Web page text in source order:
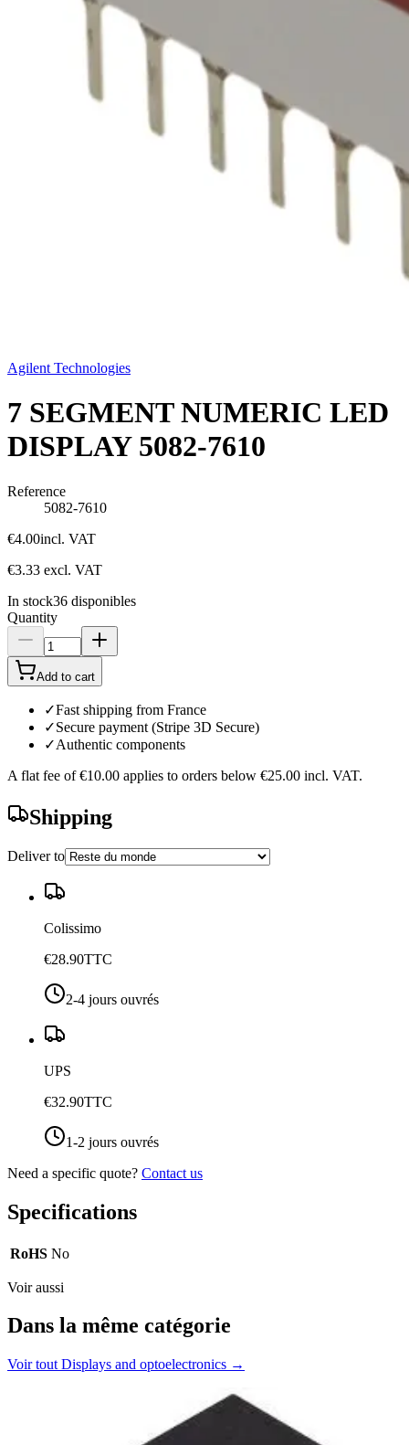
Agilent Technologies
7 SEGMENT NUMERIC LED
DISPLAY 5082-7610
Reference
5082-7610
€4.00incl. VAT
€3.33 excl. VAT
In stock36 disponibles
Quantity
Add to cart
✓Fast shipping from France
✓Secure payment (Stripe 3D Secure)
✓Authentic components
A flat fee of €10.00 applies to orders below €25.00 incl. VAT.
Shipping
Deliver to
Colissimo
€28.90TTC
2-4 jours ouvrés
UPS
€32.90TTC
1-2 jours ouvrés
Need a specific quote? Contact us
Specifications
RoHS No
Voir aussi
Dans la même catégorie
Voir tout Displays and optoelectronics →